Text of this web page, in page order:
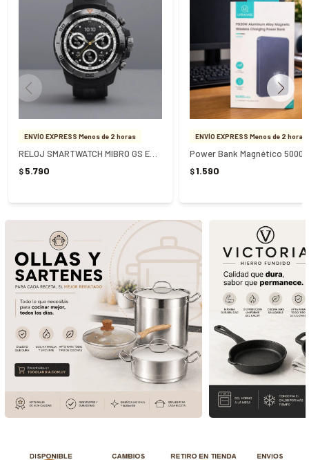
ENVÍO EXPRESS Menos de 2 horas
$ 5.790
ENVÍO EXPRESS Menos de 2 horas
$1.590